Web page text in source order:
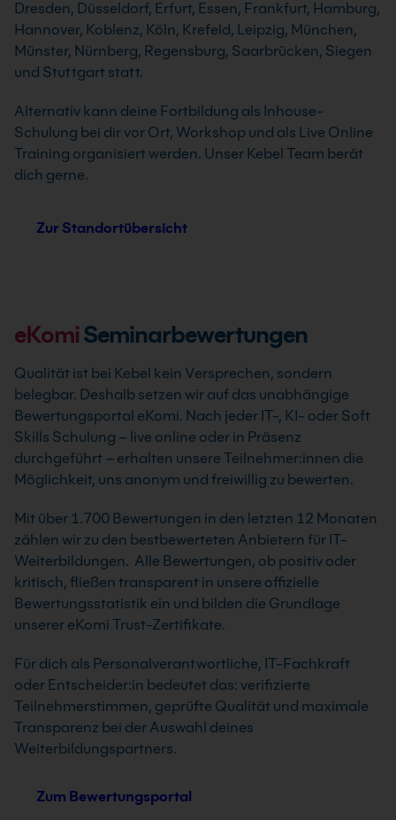
Dresden, Düsseldorf, Erfurt, Essen, Frankfurt, Hamburg,
Hannover, Koblenz, Köln, Krefeld, Leipzig, München,
Münster, Nürnberg, Regensburg, Saarbrücken, Siegen
und Stuttgart statt.
Alternativ kann deine Fortbildung als Inhouse-
Schulung bei dir vor Ort, Workshop und als Live Online
Training organisiert werden. Unser Kebel Team berät
dich gerne.
Zur Standortübersicht
eKomiSeminarbewertungen
Qualität ist bei Kebel kein Versprechen, sondern
belegbar. Deshalb setzen wir auf das unabhängige
Bewertungsportal eKomi. Nach jeder IT-, KI- oder Soft
Skills Schulung – live online oder in Präsenz
durchgeführt – erhalten unsere Teilnehmer:innen die
Möglichkeit, uns anonym und freiwillig zu bewerten.
Mit über 1.700 Bewertungen in den letzten 12 Monaten
zählen wir zu den bestbewerteten Anbietern für IT-
Weiterbildungen. Alle Bewertungen, ob positiv oder
kritisch, fließen transparent in unsere offizielle
Bewertungsstatistik ein und bilden die Grundlage
unserer eKomi Trust-Zertifikate.
Für dich als Personalverantwortliche, IT-Fachkraft
oder Entscheider:in bedeutet das: verifizierte
Teilnehmerstimmen, geprüfte Qualität und maximale
Transparenz bei der Auswahl deines
Weiterbildungspartners.
Zum Bewertungsportal